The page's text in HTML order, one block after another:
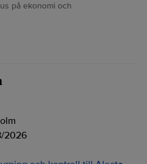
på ekonomi och
2026